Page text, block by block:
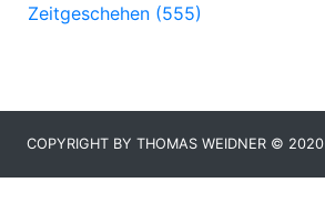
Zeitgeschehen (555)
COPYRIGHT BY THOMAS WEIDNER © 2020